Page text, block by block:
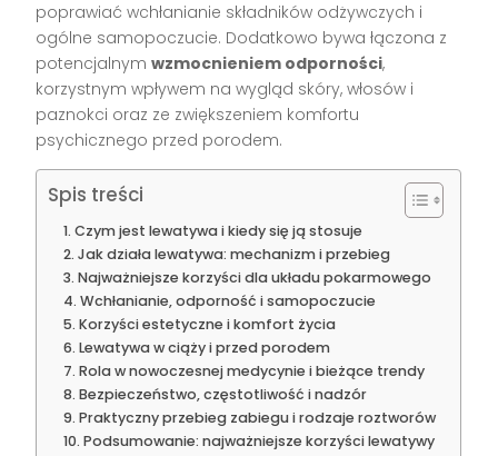
poprawiać wchłanianie składników odżywczych i
ogólne samopoczucie. Dodatkowo bywa łączona z
potencjalnymwzmocnieniem odporności,
korzystnym wpływem na wygląd skóry, włosów i
paznokci oraz ze zwiększeniem komfortu
psychicznego przed porodem.
Spis treści
Czym jest lewatywa i kiedy się ją stosuje
Jak działa lewatywa: mechanizm i przebieg
Najważniejsze korzyści dla układu pokarmowego
Wchłanianie, odporność i samopoczucie
Korzyści estetyczne i komfort życia
Lewatywa w ciąży i przed porodem
Rola w nowoczesnej medycynie i bieżące trendy
Bezpieczeństwo, częstotliwość i nadzór
Praktyczny przebieg zabiegu i rodzaje roztworów
Podsumowanie: najważniejsze korzyści lewatywy